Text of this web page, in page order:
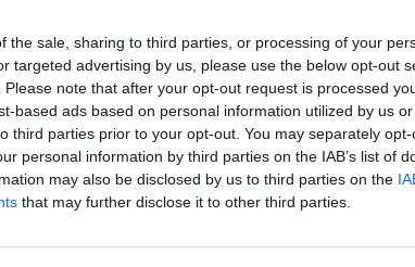
the sale, sharing to third parties, or processing of your
targeted advertising by us, please use the below opt-out
note that after your opt-out request is processed
based ads based on personal information utilized by us
third parties prior to your opt-out. You may separately
personal information by third parties on the IAB’s list of
may also be disclosed by us to third parties on the
that may further disclose it to other third parties.
Senior- och ungdom
och grill
Fortsättningsgruppen Träning
Senior- och ungdom Träning